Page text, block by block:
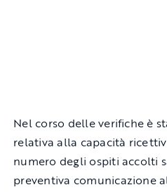
Nel corso delle verifiche è
relativa alla capacità
numero degli ospiti accolti
preventiva comunicazione